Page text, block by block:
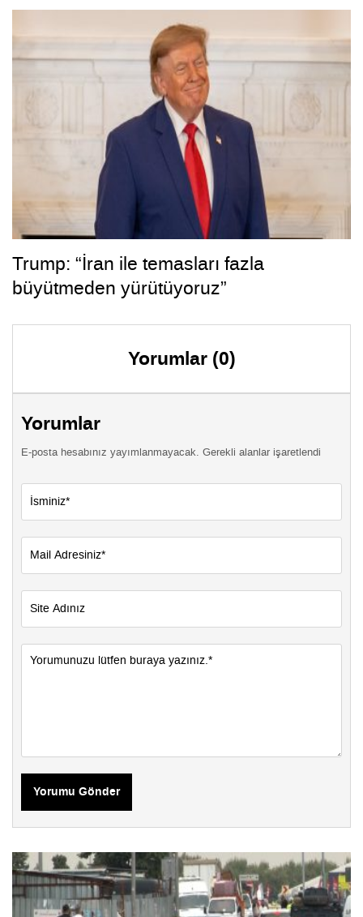
Trump: “İran ile temasları fazla
büyütmeden yürütüyoruz”
Yorumlar (0)
Yorumlar
E-posta hesabınız yayımlanmayacak. Gerekli alanlar işaretlendi
Yorumu Gönder